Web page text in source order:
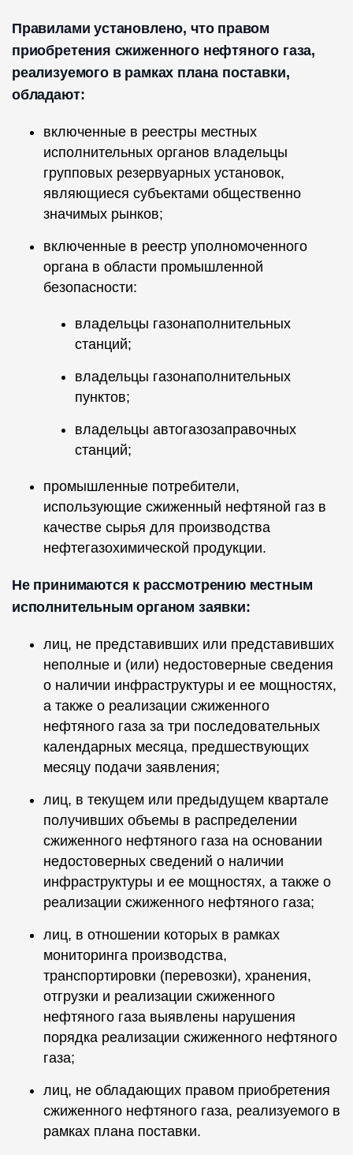
Правилами установлено, что правом
приобретения сжиженного нефтяного газа,
реализуемого в рамках плана поставки,
обладают:
включенные в реестры местных
исполнительных органов владельцы
групповых резервуарных установок,
являющиеся субъектами общественно
значимых рынков;
включенные в реестр уполномоченного
органа в области промышленной
безопасности:
владельцы газонаполнительных
станций;
владельцы газонаполнительных
пунктов;
владельцы автогазозаправочных
станций;
промышленные потребители,
использующие сжиженный нефтяной газ в
качестве сырья для производства
нефтегазохимической продукции.
Не принимаются к рассмотрению местным
исполнительным органом заявки:
лиц, не представивших или представивших
неполные и (или) недостоверные сведения
о наличии инфраструктуры и ее мощностях,
а также о реализации сжиженного
нефтяного газа за три последовательных
календарных месяца, предшествующих
месяцу подачи заявления;
лиц, в текущем или предыдущем квартале
получивших объемы в распределении
сжиженного нефтяного газа на основании
недостоверных сведений о наличии
инфраструктуры и ее мощностях, а также о
реализации сжиженного нефтяного газа;
лиц, в отношении которых в рамках
мониторинга производства,
транспортировки (перевозки), хранения,
отгрузки и реализации сжиженного
нефтяного газа выявлены нарушения
порядка реализации сжиженного нефтяного
газа;
лиц, не обладающих правом приобретения
сжиженного нефтяного газа, реализуемого в
рамках плана поставки.